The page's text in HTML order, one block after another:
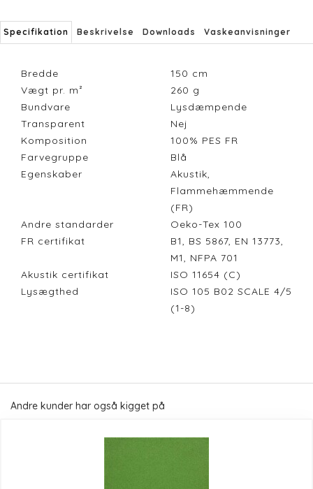
Specifikation Beskrivelse Downloads Vaskeanvisninger
Bredde 150 cm
Vægt pr. m²
260 g
Bundvare
Lysdæmpende
Transparent
Nej
Komposition
100% PES FR
Farvegruppe
Blå
Egenskaber
Akustik,
Flammehæmmende
(FR)
Andre standarder
Oeko-Tex 100
FR certifikat
B1, BS 5867, EN 13773,
M1, NFPA 701
Akustik certifikat
ISO 11654 (C)
Lysægthed
ISO 105 B02 SCALE 4/5
(1-8)
Andre kunder har også kigget på